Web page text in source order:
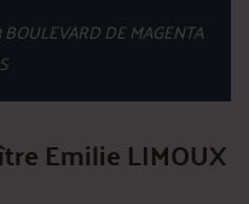
DE MAGENTA
Emilie LIMOUX